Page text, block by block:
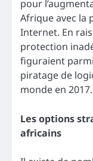
pour
Afrique avec la
Internet. En
protection
figuraient
piratage de
monde en 2017.
Les options
africains